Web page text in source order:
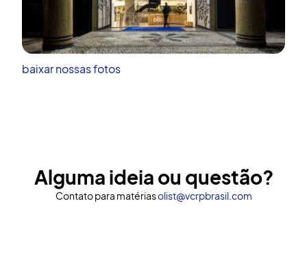
baixar nossas fotos
Alguma ideia ou questão?
Contato para matériasolist@vcrpbrasil.com